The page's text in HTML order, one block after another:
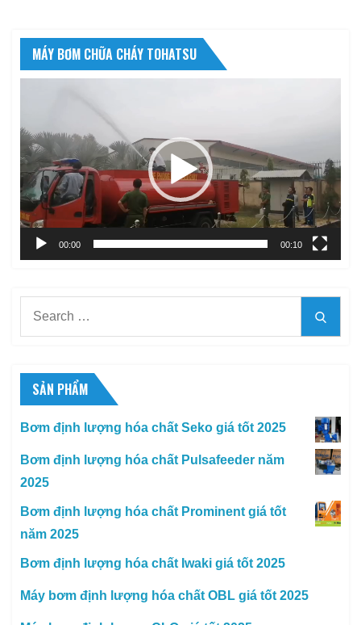
MÁY BƠM CHỮA CHÁY TOHATSU
Video
00:00 00:10
SẢN PHẨM
Bơm định lượng hóa chất Seko giá tốt 2025
Bơm định lượng hóa chất Pulsafeeder năm
2025
Bơm định lượng hóa chất Prominent giá tốt
năm 2025
Bơm định lượng hóa chất Iwaki giá tốt 2025
Máy bơm định lượng hóa chất OBL giá tốt 2025